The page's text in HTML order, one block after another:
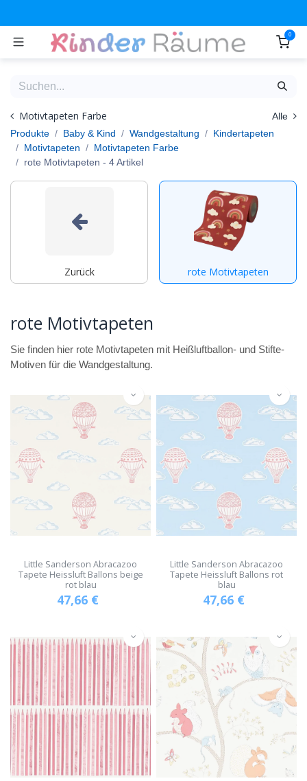
0
Motivtapeten Farbe
Alle
Produkte
Baby & Kind Wandgestaltung
Kindertapeten
Motivtapeten
Motivtapeten Farbe
rote Motivtapeten - 4 Artikel
Zurück rote Motivtapeten
rote Motivtapeten
Sie finden hier rote Motivtapeten mit Heißluftballon- und Stifte-
Motiven für die Wandgestaltung.
Little Sanderson Abracazoo
Tapete Heissluft Ballons beige
rot blau
47,66 €
Little Sanderson Abracazoo
Tapete Heissluft Ballons rot
blau
47,66 €